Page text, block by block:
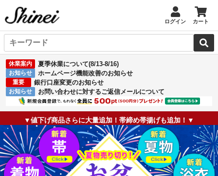
ログイン カート
休業案内 夏季休業について(8/13-8/16)
お知らせ ホームページ機能改善のお知らせ
重要 銀行口座変更のお知らせ
お知らせ お問い合わせに対するご返信メールについて
▼値下げ商品さらに大量追加！帯締め帯揚げも追加！▼